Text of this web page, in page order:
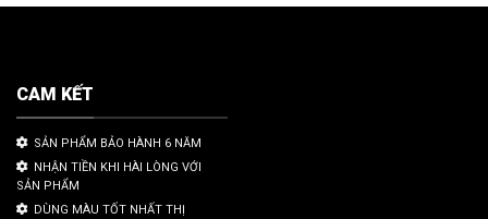
CAM KẾT
SẢN PHẨM BẢO HÀNH 6 NĂM
NHẬN TIỀN KHI HÀI LÒNG VỚI
SẢN PHẨM
DÙNG MÀU TỐT NHẤT THỊ